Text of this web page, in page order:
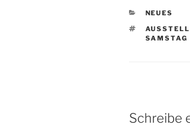
NEUES
AMSTAG
Schreibe